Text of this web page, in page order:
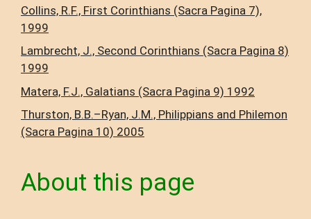
Collins, R.F., First Corinthians (Sacra Pagina 7),
1999
Lambrecht, J., Second Corinthians (Sacra Pagina 8)
1999
Matera, F.J., Galatians (Sacra Pagina 9) 1992
Thurston, B.B.–Ryan, J.M., Philippians and Philemon
(Sacra Pagina 10) 2005
About this page